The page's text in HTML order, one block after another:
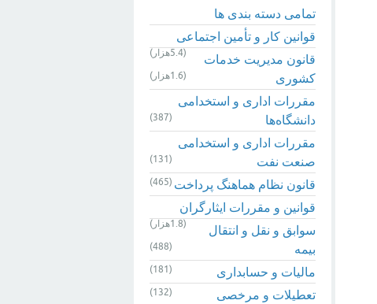
تمامی دسته بندی ها
قوانین کار و تأمین اجتماعی
(5.4هزار)
قانون مدیریت خدمات
کشوری
(1.6هزار)
مقررات اداری و استخدامی
دانشگاه‌ها
(387)
مقررات اداری و استخدامی
صنعت نفت
(131)
قانون نظام هماهنگ پرداخت (465)
قوانین و مقررات ایثارگران
(1.8هزار)
سوابق و نقل و انتقال
بیمه‌
(488)
مالیات و حسابداری (181)
تعطیلات و مرخصی (132)